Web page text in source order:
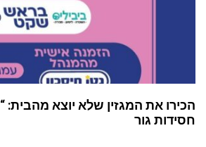
הכירו את המגזין שלא יוצא
חסידות גור